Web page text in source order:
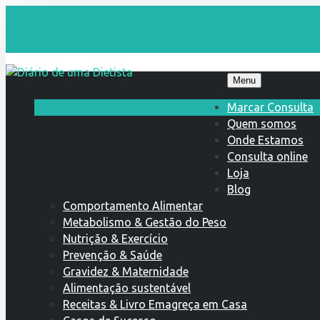
Menu
Marcar Consulta
Quem somos
Onde Estamos
Consulta online
Loja
Blog
Comportamento Alimentar
Metabolismo & Gestão do Peso
Nutrição & Exercício
Prevenção & Saúde
Gravidez & Maternidade
Alimentação sustentável
Receitas & Livro Emagreça em Casa